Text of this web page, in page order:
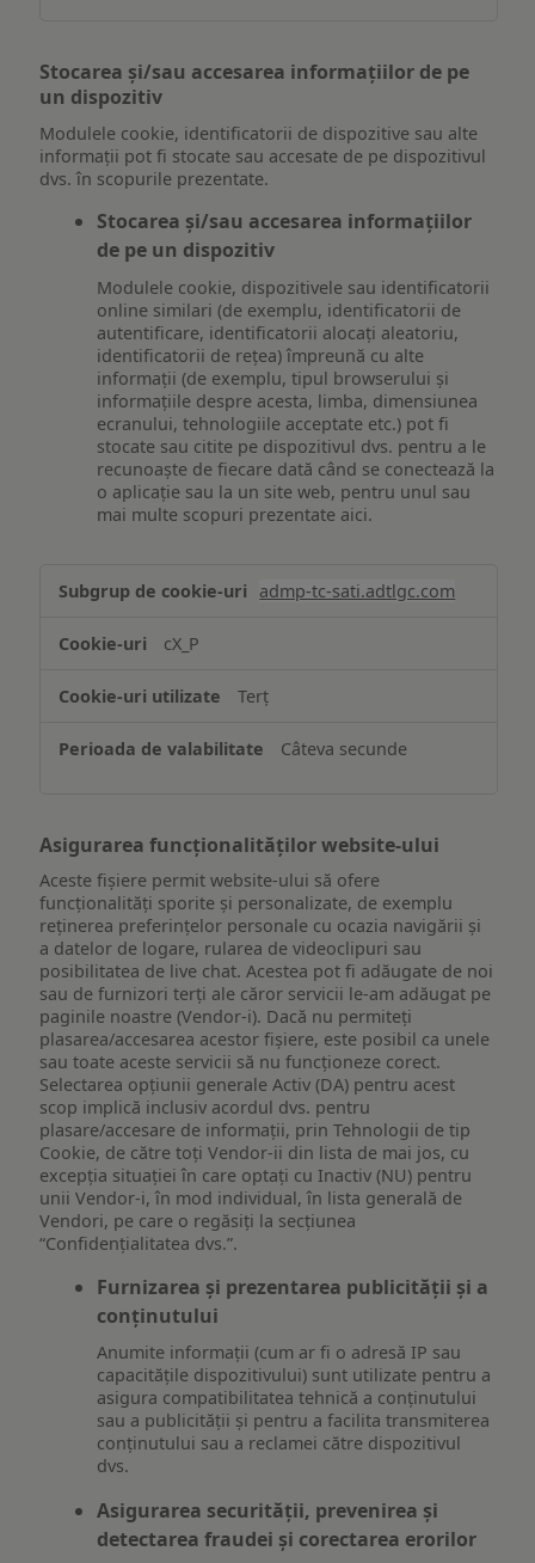
Stocarea și/sau accesarea informațiilor de pe
un dispozitiv
Modulele cookie, identificatorii de dispozitive sau alte
informații pot fi stocate sau accesate de pe dispozitivul
dvs. în scopurile prezentate.
Stocarea și/sau accesarea informațiilor
de pe un dispozitiv
Modulele cookie, dispozitivele sau identificatorii
online similari (de exemplu, identificatorii de
autentificare, identificatorii alocați aleatoriu,
identificatorii de rețea) împreună cu alte
informații (de exemplu, tipul browserului și
informațiile despre acesta, limba, dimensiunea
ecranului, tehnologiile acceptate etc.) pot fi
stocate sau citite pe dispozitivul dvs. pentru a le
recunoaște de fiecare dată când se conectează la
o aplicație sau la un site web, pentru unul sau
mai multe scopuri prezentate aici.
și/sau
informațiilor
pe
dispozitiv
admp-tc-sati.adtlgc.com
cX_P
Terț
Câteva secunde
Asigurarea funcționalităților website-ului
Aceste fișiere permit website-ului să ofere
funcționalități sporite și personalizate, de exemplu
reţinerea preferinţelor personale cu ocazia navigării și
a datelor de logare, rularea de videoclipuri sau
posibilitatea de live chat. Acestea pot fi adăugate de noi
sau de furnizori terți ale căror servicii le-am adăugat pe
paginile noastre (Vendor-i). Dacă nu permiteți
plasarea/accesarea acestor fișiere, este posibil ca unele
sau toate aceste servicii să nu funcționeze corect.
Selectarea opțiunii generale Activ (DA) pentru acest
scop implică inclusiv acordul dvs. pentru
plasare/accesare de informații, prin Tehnologii de tip
Cookie, de către toți Vendor-ii din lista de mai jos, cu
excepția situației în care optați cu Inactiv (NU) pentru
unii Vendor-i, în mod individual, în lista generală de
Vendori, pe care o regăsiți la secțiunea
“Confidențialitatea dvs.”.
Furnizarea și prezentarea publicității și a
conținutului
Anumite informații (cum ar fi o adresă IP sau
capacitățile dispozitivului) sunt utilizate pentru a
asigura compatibilitatea tehnică a conținutului
sau a publicității și pentru a facilita transmiterea
conținutului sau a reclamei către dispozitivul
dvs.
Asigurarea securității, prevenirea și
detectarea fraudei și corectarea erorilor